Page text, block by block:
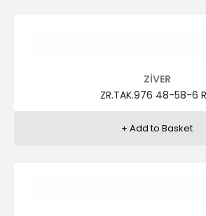
FRANCISCO LOPEZ
FRA.L.TAK.451 48-58 R4